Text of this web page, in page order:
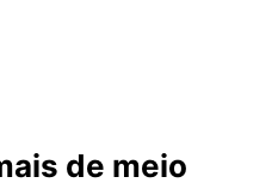
de meio